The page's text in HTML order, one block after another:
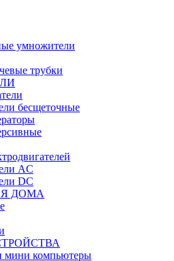
умножители
трубки
бесщеточные
AC
DC
ДОМА
мини компьютеры